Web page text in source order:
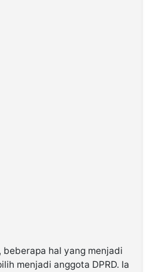
beberapa hal yang menjadi
menjadi anggota DPRD. Ia